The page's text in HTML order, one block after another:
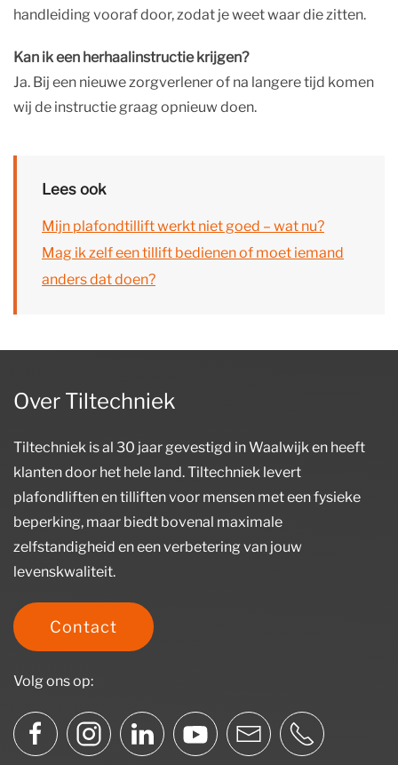
handleiding vooraf door, zodat je weet waar die zitten.
Kan ik een herhaalinstructie krijgen?
Ja. Bij een nieuwe zorgverlener of na langere tijd komen
wij de instructie graag opnieuw doen.
Lees ook
Mijn plafondtillift werkt niet goed – wat nu?
Mag ik zelf een tillift bedienen of moet iemand
anders dat doen?
Over Tiltechniek
Tiltechniek is al 30 jaar gevestigd in Waalwijk en heeft
klanten door het hele land. Tiltechniek levert
plafondliften en tilliften voor mensen met een fysieke
beperking, maar biedt bovenal maximale
zelfstandigheid en een verbetering van jouw
levenskwaliteit.
Contact
Volg ons op: